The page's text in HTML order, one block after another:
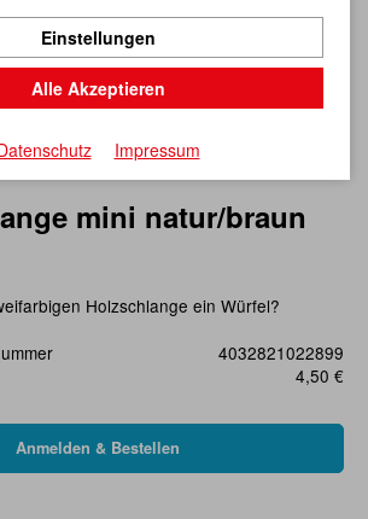
mini natur/braun
Holzschlange ein Würfel?
4032821022899
4,50 €
Einstellungen
Alle Akzeptieren
Impressum